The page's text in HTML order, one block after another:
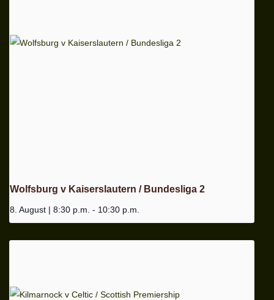
Wolfsburg v Kaiserslautern / Bundesliga 2
8. August | 8:30 p.m. - 10:30 p.m.